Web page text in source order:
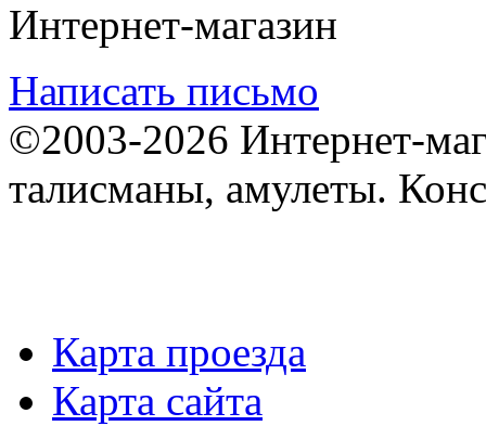
Интернет-магазин
Написать письмо
©2003-2026 Интернет-
талисманы, амулеты.
Карта проезда
Карта сайта